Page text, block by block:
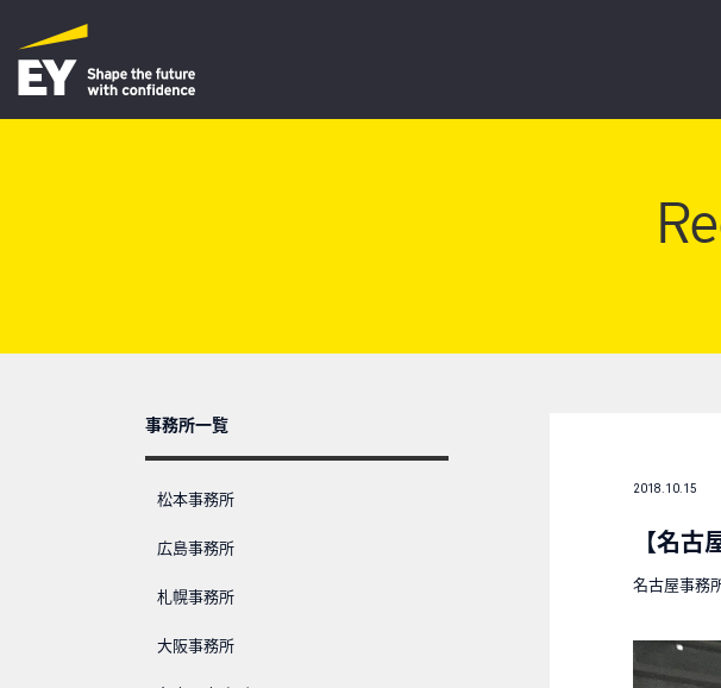
2018.10.15
【名
名古屋事
事務所一覧
松本事務所
広島事務所
札幌事務所
大阪事務所